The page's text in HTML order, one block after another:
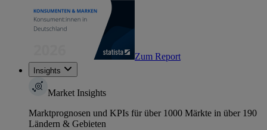
Zum Report
Insights
Market Insights
Marktprognosen und KPIs für über 1000 Märkte in über 190
Ländern & Gebieten